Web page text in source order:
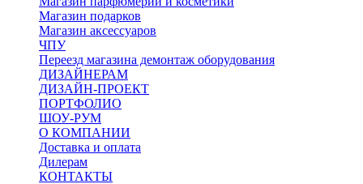
Магазин подарков
Магазин аксессуаров
ЧПУ
Переезд магазина демонтаж оборудования
ДИЗАЙНЕРАМ
ДИЗАЙН-ПРОЕКТ
ПОРТФОЛИО
ШОУ-РУМ
О КОМПАНИИ
Доставка и оплата
Дилерам
КОНТАКТЫ